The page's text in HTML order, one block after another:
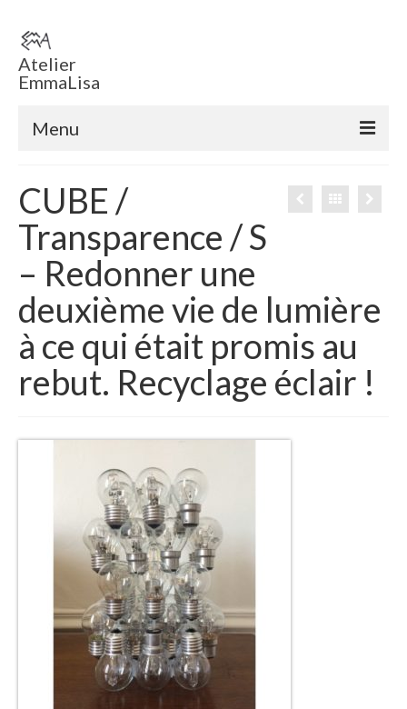
Atelier
EmmaLisa
Menu
Boutique en ligne
Tableaux
Sculptures
ECHEC EMMA ‘ T
Voiles
Sculptures éclairées
CUBE /
Transparence / S
– Redonner une
deuxième vie de lumière
à ce qui était promis au
rebut. Recyclage éclair !